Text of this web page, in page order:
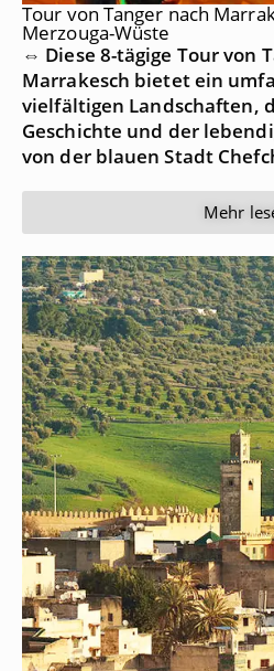
Tour von Tanger nach
Merzouga-Wüste
⇔ Diese 8-tägige Tour von
Marrakesch bietet ein
vielfältigen Landschaften,
Geschichte und der
von der blauen Stadt
Mehr